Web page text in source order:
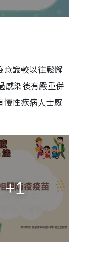
意識較以往鬆懈
感染後有嚴重併
慢性疾病人士感
+1